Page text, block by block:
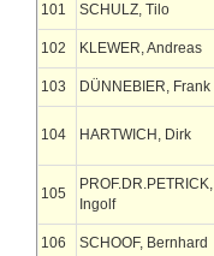
101 SCHULZ, Tilo
102 KLEWER, Andreas
103 DÜNNEBIER, Frank
104 HARTWICH, Dirk
105
PROF.DR.PETRICK,
Ingolf
106 SCHOOF, Bernhard